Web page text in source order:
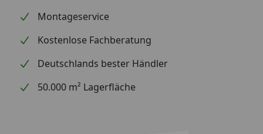
Montageservice
Kostenlose Fachberatung
Deutschlands bester Händler
50.000 m² Lagerfläche